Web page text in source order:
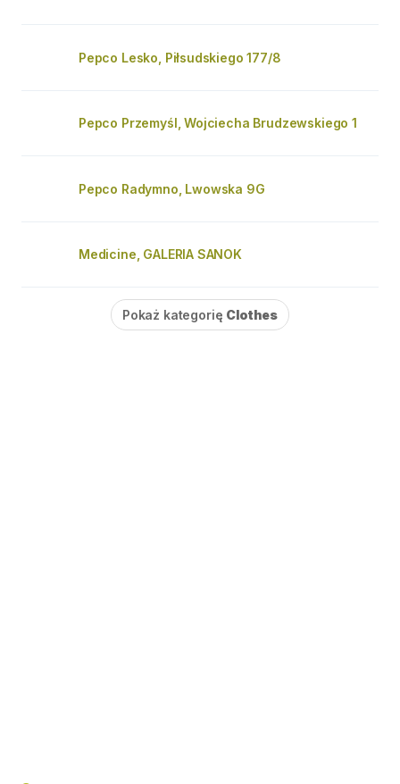
Pepco Lesko, Piłsudskiego 177/8
Pepco Przemyśl, Wojciecha Brudzewskiego 1
Pepco Radymno, Lwowska 9G
Medicine, GALERIA SANOK
Pokaż kategorię Clothes